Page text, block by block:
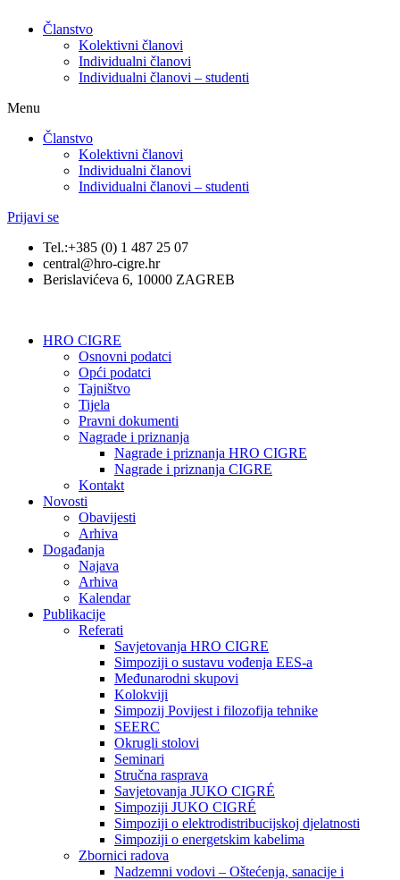
Članstvo
Kolektivni članovi
Individualni članovi
Individualni članovi – studenti
Menu
Članstvo
Kolektivni članovi
Individualni članovi
Individualni članovi – studenti
Prijavi se
Tel.:+385 (0) 1 487 25 07
central@hro-cigre.hr
Berislavićeva 6, 10000 ZAGREB
HRO CIGRE
Osnovni podatci​
Opći podatci
Tajništvo
Tijela
Pravni dokumenti
Nagrade i priznanja
Nagrade i priznanja HRO CIGRE
Nagrade i priznanja CIGRE
Kontakt
Novosti
Obavijesti
Arhiva
Događanja
Najava
Arhiva
Kalendar
Publikacije
Referati
Savjetovanja HRO CIGRE
Simpoziji o sustavu vođenja EES-a
Međunarodni skupovi
Kolokviji​
Simpozij Povijest i filozofija tehnike
SEERC
Okrugli stolovi
Seminari​
Stručna rasprava​
Savjetovanja JUKO CIGRÉ
Simpoziji JUKO CIGRÉ
Simpoziji o elektrodistribucijskoj djelatnosti
Simpoziji o energetskim kabelima
Zbornici radova
Nadzemni vodovi – Oštećenja, sanacije i